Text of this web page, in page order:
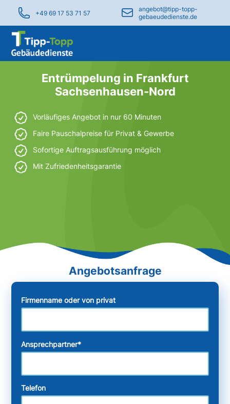
+49 69 17 53 71 57
angebot@tipp-topp-
gebaeudedienste.de
Entrümpelung in Frankfurt
Sachsenhausen-Nord
Vorläufiges Angebot in nur 60 Minuten
Faire Pauschalpreise für Privat & Gewerbe
Sofortige Auftragsausführung möglich
Mit Zufriedenheitsgarantie
Firmenname oder von privat
Ansprechpartner*
Telefon